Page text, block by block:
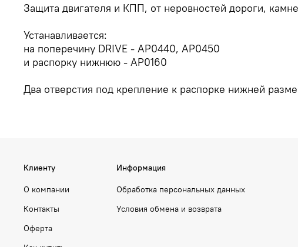
Защита двигателя и КПП, от неровностей дороги,
Устанавливается:
на поперечину DRIVE - АР0440, АР0450
и распорку нижнюю - АР0160
Два отверстия под крепление к распорке нижней
Клиенту
О компании
Контакты
Оферта
Информация
Обработка персональных данных
Условия обмена и возврата